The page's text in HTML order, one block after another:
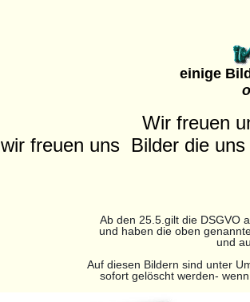
einige
Wir freuen
wir freuen uns Bilder die
Ab den 25.5.gilt die DSGVO
und haben die oben
und
Auf diesen Bildern sind unter
sofort gelöscht werden-